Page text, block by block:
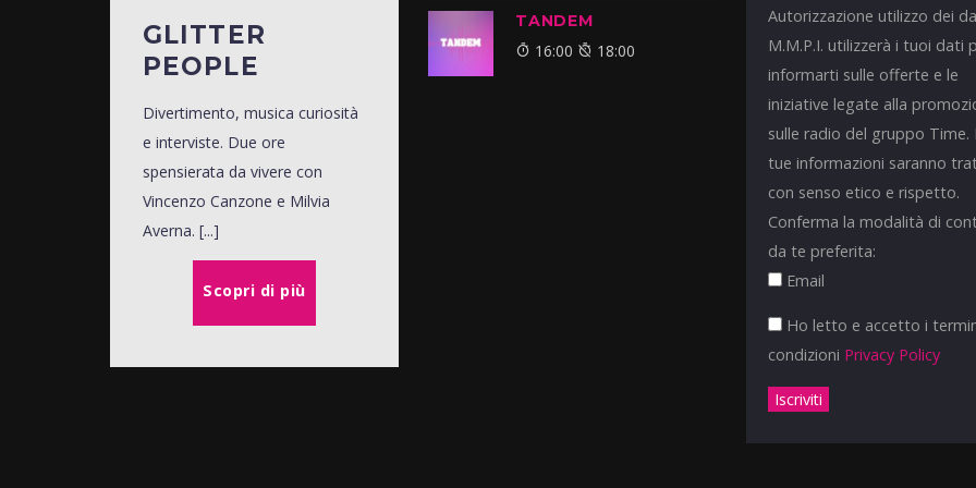
GLITTER
PEOPLE
Divertimento, musica curiosità
e interviste. Due ore
spensierata da vivere con
Vincenzo Canzone e Milvia
Averna. [...]
Scopri di più
TANDEM
16:00 18:00
Autorizzazione utilizzo dei
M.M.P.I. utilizzerà i tuoi dati
informarti sulle offerte e le
iniziative legate alla
sulle radio del gruppo Time.
tue informazioni saranno
con senso etico e rispetto.
Conferma la modalità di
da te preferita:
Email
Ho letto e accetto i
condizioni Privacy Policy